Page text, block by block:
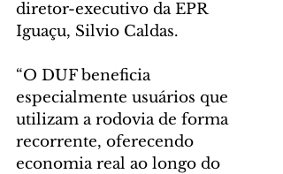
diretor-executivo da EPR
Iguaçu, Silvio Caldas.
“O DUF beneficia
especialmente usuários que
utilizam a rodovia de forma
recorrente, oferecendo
economia real ao longo do